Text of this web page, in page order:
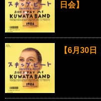
日会】
【6月30